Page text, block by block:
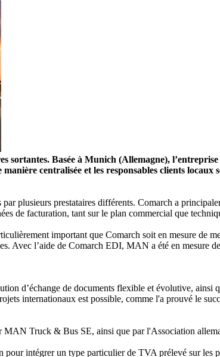
sortantes. Basée à Munich (Allemagne),
centralisée et les responsables clients locaux
plusieurs prestataires différents. Comarch a
de facturation, tant sur le plan commercial que
important que Comarch soit en mesure de
Avec l’aide de Comarch EDI, MAN a été en mesure
d’échange de documents flexible et évolutive, ainsi
internationaux est possible, comme l'a prouvé le
MAN Truck & Bus SE, ainsi que par l'Association
intégrer un type particulier de TVA prélevé sur les